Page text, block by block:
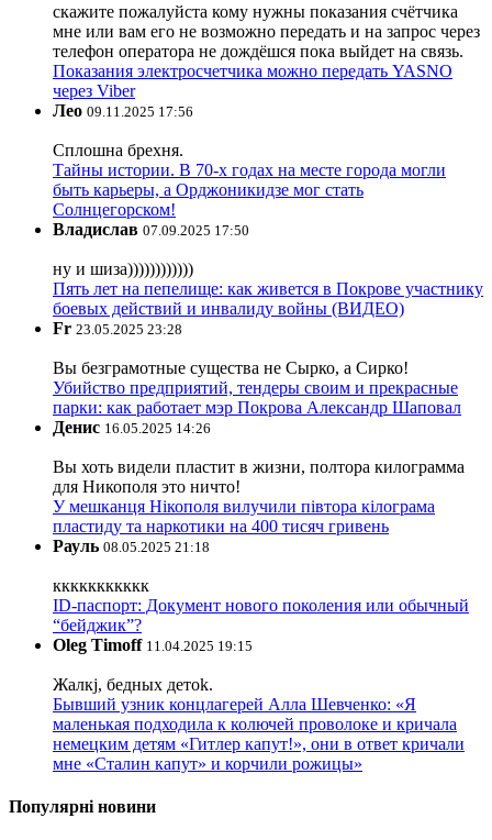
скажите пожалуйста кому нужны показания счётчика
мне или вам его не возможно передать и на запрос через
телефон оператора не дождёшся пока выйдет на связь.
Показания электросчетчика можно передать YASNO
через Viber
Лео 09.11.2025 17:56
Сплошна брехня.
Тайны истории. В 70-х годах на месте города могли
быть карьеры, а Орджоникидзе мог стать
Солнцегорском!
Владислав 07.09.2025 17:50
ну и шиза))))))))))))
Пять лет на пепелище: как живется в Покрове участнику
боевых действий и инвалиду войны (ВИДЕО)
Fr 23.05.2025 23:28
Вы безграмотные существа не Сырко, а Сирко!
Убийство предприятий, тендеры своим и прекрасные
парки: как работает мэр Покрова Александр Шаповал
Денис 16.05.2025 14:26
Вы хоть видели пластит в жизни, полтора килограмма
для Никополя это ничто!
У мешканця Нікополя вилучили півтора кілограма
пластиду та наркотики на 400 тисяч гривень
Рауль 08.05.2025 21:18
ккккккккккк
ID-паспорт: Документ нового поколения или обычный
“бейджик”?
Oleg Timoff 11.04.2025 19:15
Жалкj, бедных детok.
Бывший узник концлагерей Алла Шевченко: «Я
маленькая подходила к колючей проволоке и кричала
немецким детям «Гитлер капут!», они в ответ кричали
мне «Сталин капут» и корчили рожицы»
Популярні новини